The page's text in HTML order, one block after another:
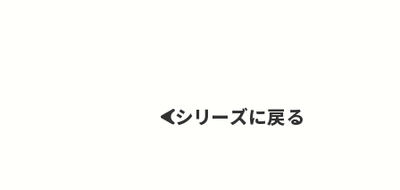
シリーズに戻る